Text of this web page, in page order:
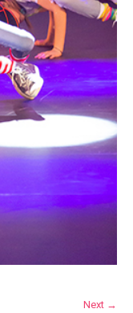
Next →